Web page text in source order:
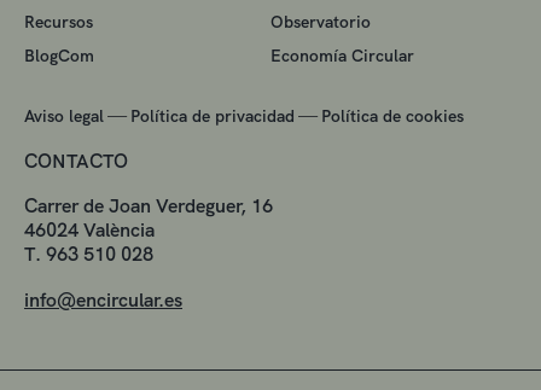
Recursos
Observatorio
BlogCom
Economía Circular
Aviso legal — Política de privacidad — Política de cookies
CONTACTO
Carrer de Joan Verdeguer, 16
46024 València
T. 963 510 028
info@encircular.es